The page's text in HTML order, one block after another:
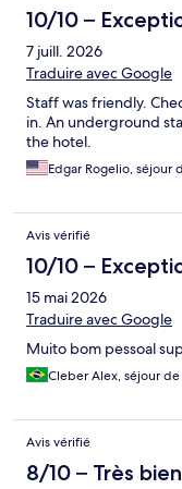
10/10 –
7 juill. 2026
Traduire avec Google
Staff was friendly.
in. An underground
the hotel.
Edgar Rogelio, séjour
Avis vérifié
10/10 –
15 mai 2026
Traduire avec Google
Muito bom pessoal
Cleber Alex, séjour
Avis vérifié
8/10 – Très bien